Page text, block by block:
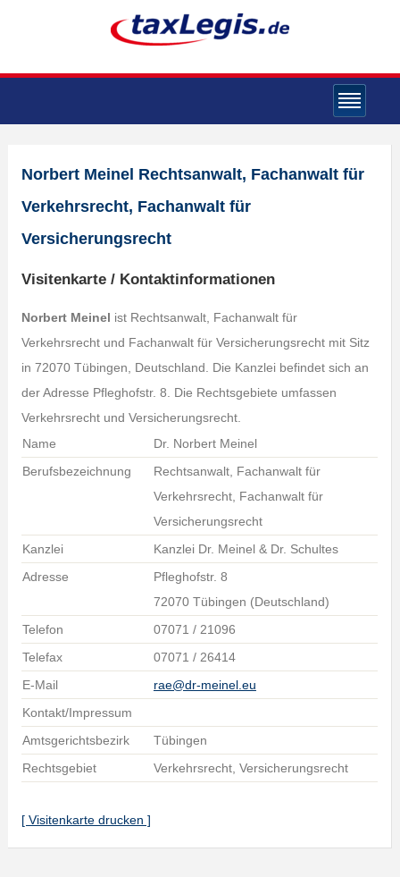
Norbert Meinel Rechtsanwalt, Fachanwalt für
Verkehrsrecht, Fachanwalt für
Versicherungsrecht
Visitenkarte / Kontaktinformationen
Norbert Meinel ist Rechtsanwalt, Fachanwalt für
Verkehrsrecht und Fachanwalt für Versicherungsrecht mit Sitz
in 72070 Tübingen, Deutschland. Die Kanzlei befindet sich an
der Adresse Pfleghofstr. 8. Die Rechtsgebiete umfassen
Verkehrsrecht und Versicherungsrecht.
Name
Dr. Norbert Meinel
Berufsbezeichnung
Rechtsanwalt, Fachanwalt für
Verkehrsrecht, Fachanwalt für
Versicherungsrecht
Kanzlei
Kanzlei Dr. Meinel & Dr. Schultes
Adresse
Pfleghofstr. 8
72070 Tübingen (Deutschland)
Telefon
07071 / 21096
Telefax
07071 / 26414
E-Mail
rae@dr-meinel.eu
Kontakt/Impressum
Amtsgerichtsbezirk
Tübingen
Rechtsgebiet
Verkehrsrecht, Versicherungsrecht
[ Visitenkarte drucken ]